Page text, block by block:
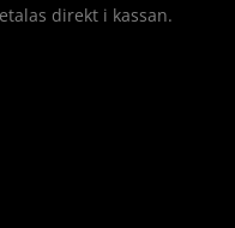
direkt i kassan.